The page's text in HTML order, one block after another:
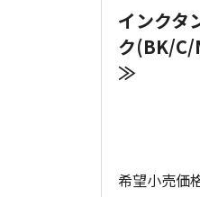
インクタ
ク(BK/
≫
希望小売価